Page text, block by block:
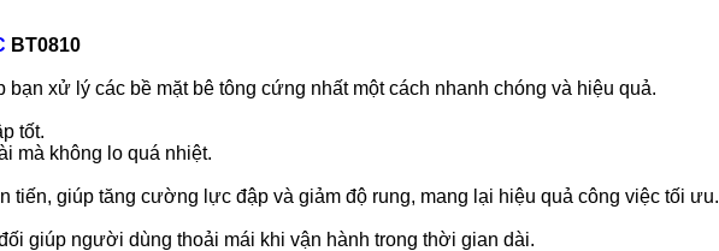
BT0810
xử lý các bề mặt bê tông cứng nhất một cách nhanh chóng và hiệu quả.
tốt.
mà không lo quá nhiệt.
tiến, giúp tăng cường lực đập và giảm độ rung, mang lại hiệu quả công việc tối ưu.
giúp người dùng thoải mái khi vận hành trong thời gian dài.